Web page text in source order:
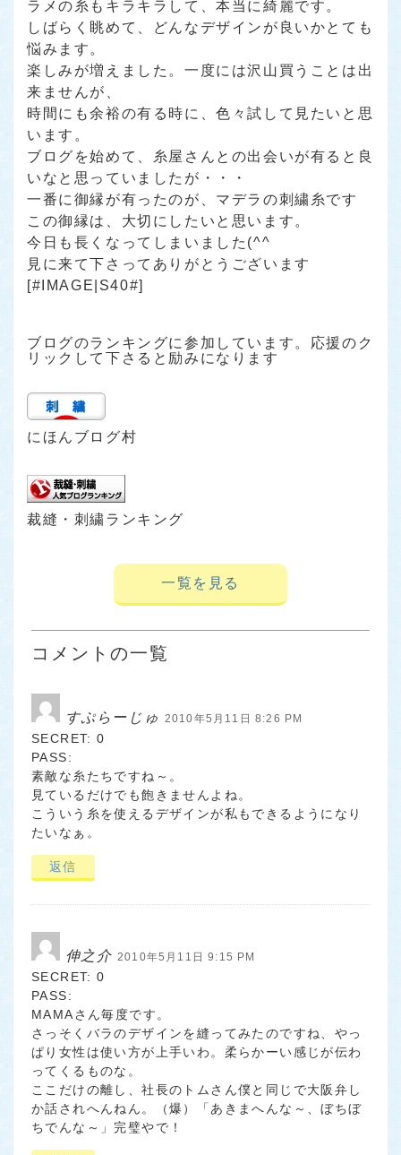
ラメの糸もキラキラして、本当に綺麗です。
しばらく眺めて、どんなデザインが良いかとても
悩みます。
楽しみが増えました。一度には沢山買うことは出
来ませんが、
時間にも余裕の有る時に、色々試して見たいと思
います。
ブログを始めて、糸屋さんとの出会いが有ると良
いなと思っていましたが・・・
一番に御縁が有ったのが、マデラの刺繍糸です
この御縁は、大切にしたいと思います。
今日も長くなってしまいました(^^ゞ
見に来て下さってありがとうございます
[#IMAGE|S40#]
ブログのランキングに参加しています。応援のク
リックして下さると励みになります
にほんブログ村
裁縫・刺繍ランキング
一覧を見る
コメントの一覧
すぷらーじゅ 2010年5月11日 8:26 PM
SECRET: 0
PASS:
素敵な糸たちですね～。
見ているだけでも飽きませんよね。
こういう糸を使えるデザインが私もできるようになり
たいなぁ。
返信
伸之介 2010年5月11日 9:15 PM
SECRET: 0
PASS:
MAMAさん毎度です。
さっそくバラのデザインを縫ってみたのですね、やっ
ぱり女性は使い方が上手いわ。柔らかーい感じが伝わ
ってくるものな。
ここだけの離し、社長のトムさん僕と同じで大阪弁し
か話されへんねん。（爆）「あきまへんな～、ぼちぼ
ちでんな～」完璧やで！